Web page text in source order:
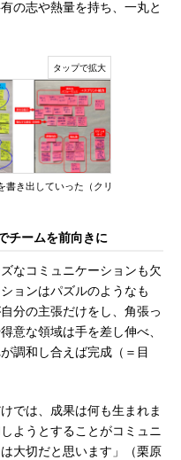
の志や熱量を持ち、一丸と
書き出していった（クリ
チームを前向きに
なコミュニケーションも欠
ョンはパズルのようなも
分の主張だけをし、角張っ
意な領域は手を差し伸べ、
調和し合えば完成（＝目
では、成果は何も生まれま
ようとすることがコミュニ
大切だと思います」（栗原